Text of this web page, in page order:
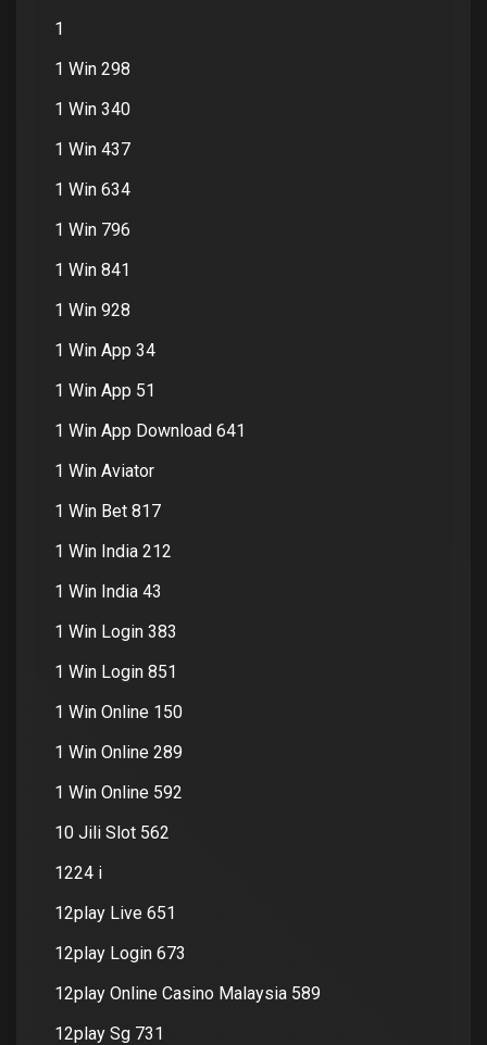
1
1 Win 298
1 Win 340
1 Win 437
1 Win 634
1 Win 796
1 Win 841
1 Win 928
1 Win App 34
1 Win App 51
1 Win App Download 641
1 Win Aviator
1 Win Bet 817
1 Win India 212
1 Win India 43
1 Win Login 383
1 Win Login 851
1 Win Online 150
1 Win Online 289
1 Win Online 592
10 Jili Slot 562
1224 i
12play Live 651
12play Login 673
12play Online Casino Malaysia 589
12play Sg 731